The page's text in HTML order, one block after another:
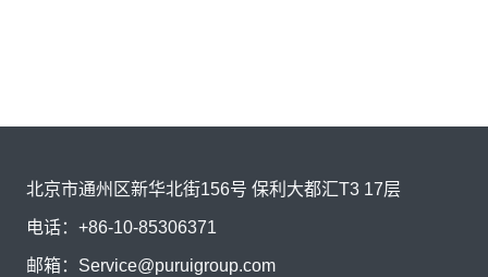
北京市通州区新华北街156号 保利大都汇T3 17层
电话： +86-10-85306371
邮箱： Service@puruigroup.com